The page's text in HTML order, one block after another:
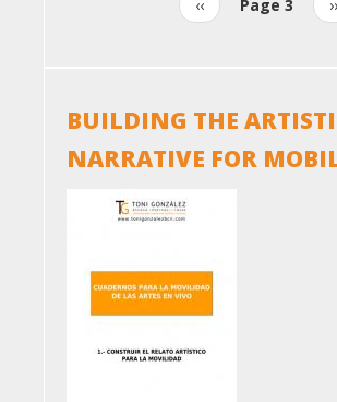
Previous
page
‹‹ Page 3 ››
BUILDING THE
NARRATIVE FOR